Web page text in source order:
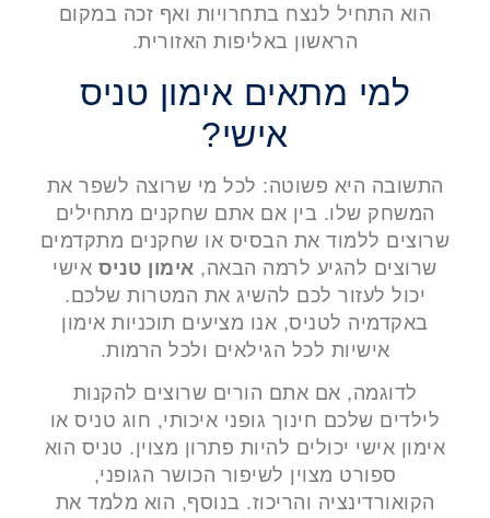
הוא התחיל לנצח בתחרויות ואף זכה במקום
הראשון באליפות האזורית.
למי מתאים אימון טניס
אישי?
התשובה היא פשוטה: לכל מי שרוצה לשפר את
המשחק שלו. בין אם אתם שחקנים מתחילים
שרוצים ללמוד את הבסיס או שחקנים מתקדמים
שרוצים להגיע לרמה הבאה, אימון טניס אישי
יכול לעזור לכם להשיג את המטרות שלכם.
באקדמיה לטניס, אנו מציעים תוכניות אימון
אישיות לכל הגילאים ולכל הרמות.
לדוגמה, אם אתם הורים שרוצים להקנות
לילדים שלכם חינוך גופני איכותי, חוג טניס או
אימון אישי יכולים להיות פתרון מצוין. טניס הוא
ספורט מצוין לשיפור הכושר הגופני,
הקואורדינציה והריכוז. בנוסף, הוא מלמד את